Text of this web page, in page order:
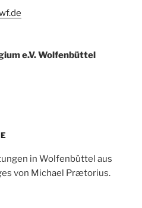
e.V. Wolfenbüttel
in Wolfenbüttel aus
von Michael Prætorius.